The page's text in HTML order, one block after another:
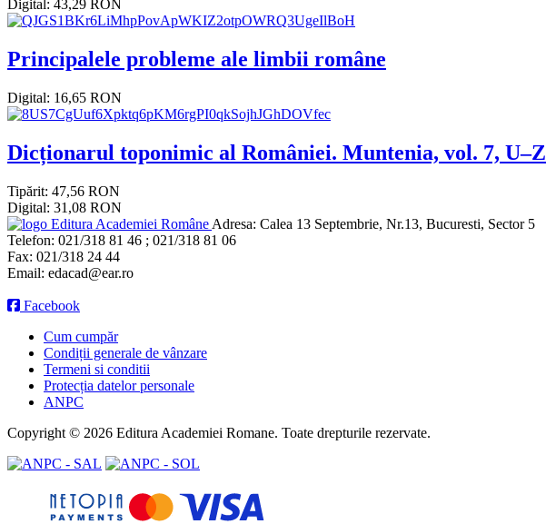
Digital: 43,29 RON
Principalele probleme ale limbii române
Digital: 16,65 RON
Dicționarul toponimic al României. Muntenia, vol. 7, U–Z
Tipărit: 47,56 RON
Digital: 31,08 RON
Editura Academiei Române Adresa: Calea 13 Septembrie, Nr.13, Bucuresti, Sector 5
Telefon: 021/318 81 46 ; 021/318 81 06
Fax: 021/318 24 44
Email: edacad@ear.ro
Facebook
Cum cumpăr
Condiții generale de vânzare
Termeni si conditii
Protecția datelor personale
ANPC
Copyright © 2026 Editura Academiei Romane. Toate drepturile rezervate.